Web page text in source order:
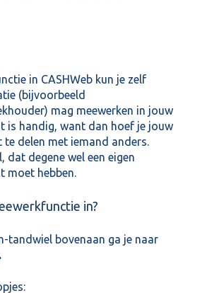
in CASHWeb kun je zelf
(bijvoorbeeld
mag meewerken in jouw
is handig, want dan hoef je jouw
te delen met iemand anders.
dat degene wel een eigen
moet hebben.
in?
tandwiel bovenaan ga je naar